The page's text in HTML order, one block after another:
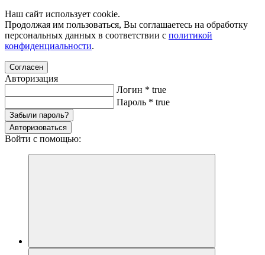
Наш сайт использует cookie.
Продолжая им пользоваться, Вы соглашаетесь на обработку
персональных данных в соответствии с политикой
конфиденциальности.
Согласен
Авторизация
Логин * true
Пароль * true
Забыли пароль?
Авторизоваться
Войти с помощью: